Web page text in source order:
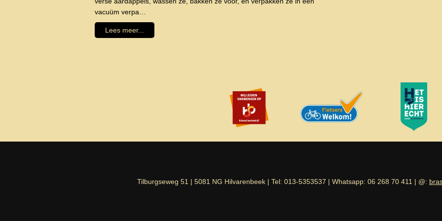
vacuüm verpa…
Lees meer...
Tilburgseweg 51 | 5081 NG Hilvarenbeek | Tel: 013-5353537 | Whatsapp: 06 268 70 411 | @: